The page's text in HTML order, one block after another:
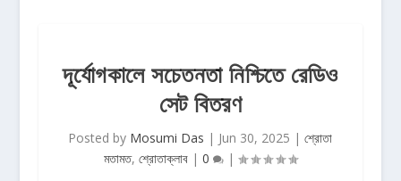
দূর্যোগকালে সচেতনতা নিশ্চিতে রেডিও
সেট বিতরণ
Posted by Mosumi Das | Jun 30, 2025 |শ্রোতা
মতামত, শ্রোতাক্লাব| 0 |